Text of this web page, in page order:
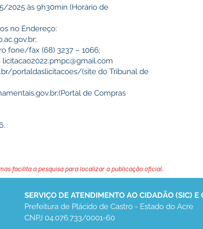
2025 às 9h30min (Horário de
no Endereço:
;
fone/fax (68) 3237 – 1066;
licitacao2022.pmpc@gmail.com
portaldaslicitacoes/(site do Tribunal de
;(Portal de Compras
facilita a pesquisa para localizar a publicação oficial.
SERVIÇO DE ATENDIMENTO AO CIDADÃO (SIC) E
Prefeitura de Plácido de Castro - Estado do Acre
CNPJ 04.076.733/0001-60